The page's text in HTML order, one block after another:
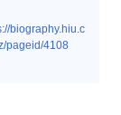
biography.hiu.c
pageid/4108